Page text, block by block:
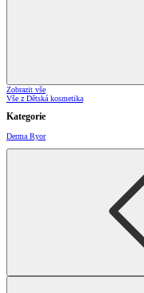
Zobrazit vše
Vše z Dětská kosmetika
Kategorie
Derma Ryor